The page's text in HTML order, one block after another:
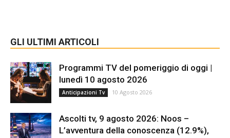
GLI ULTIMI ARTICOLI
Programmi TV del pomeriggio di oggi |
lunedì 10 agosto 2026
Anticipazioni Tv 10 Agosto 2026
Ascolti tv, 9 agosto 2026: Noos –
L’avventura della conoscenza (12.9%),